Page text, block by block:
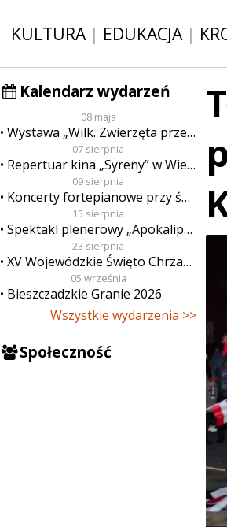
KULTURA| EDUKACJA|
Kalendarz wydarzeń
08 maja
Wystawa „Wilk. Zwierzęta przeklęte”
07 sierpnia
Repertuar kina „Syreny” w Wieluniu w dn. od 7 do 13 sierpnia
09 sierpnia
Koncerty fortepianowe przy świecach
15 sierpnia
Spektakl plenerowy „Apokalipsa”
23 sierpnia
XV Wojewódzkie Święto Chrzanu
05 września
Bieszczadzkie Granie 2026
Wszystkie wydarzenia >>
Społeczność